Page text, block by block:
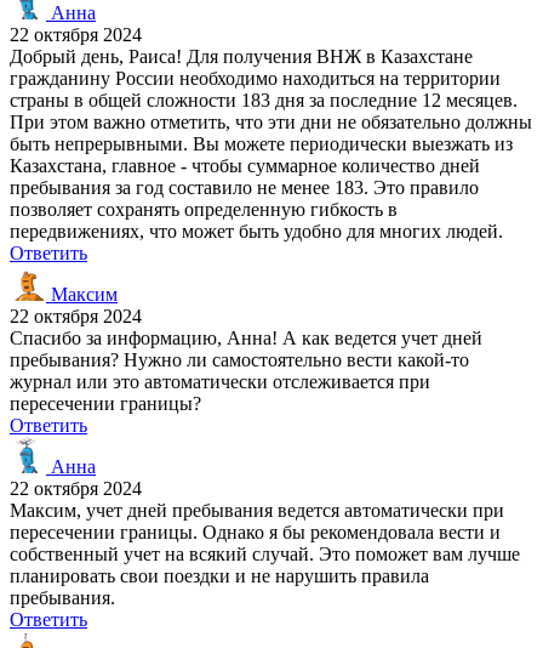
Анна
22 октября 2024
Добрый день, Раиса! Для получения ВНЖ в Казахстане
гражданину России необходимо находиться на территории
страны в общей сложности 183 дня за последние 12 месяцев.
При этом важно отметить, что эти дни не обязательно должны
быть непрерывными. Вы можете периодически выезжать из
Казахстана, главное - чтобы суммарное количество дней
пребывания за год составило не менее 183. Это правило
позволяет сохранять определенную гибкость в
передвижениях, что может быть удобно для многих людей.
Ответить
Максим
22 октября 2024
Спасибо за информацию, Анна! А как ведется учет дней
пребывания? Нужно ли самостоятельно вести какой-то
журнал или это автоматически отслеживается при
пересечении границы?
Ответить
Анна
22 октября 2024
Максим, учет дней пребывания ведется автоматически при
пересечении границы. Однако я бы рекомендовала вести и
собственный учет на всякий случай. Это поможет вам лучше
планировать свои поездки и не нарушить правила
пребывания.
Ответить